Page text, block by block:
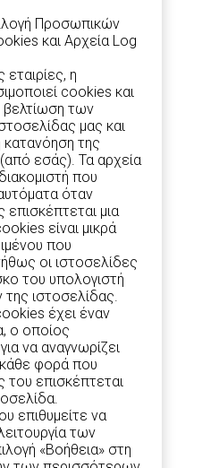
Προσωπικών
και Αρχεία Log
η
cookies και
βελτίωση των
μας και
κατανόηση της
(από εσάς). Τα αρχεία
που
όταν
μια
είναι μικρά
που
οι ιστοσελίδες
του υπολογιστή
ιστοσελίδας.
έχει έναν
ο οποίος
να αναγνωρίζει
φορά που
του επισκέπτεται
επιθυμείτε να
των
«Βοήθεια» στη